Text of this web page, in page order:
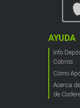
AYUDA
Info
Cobros
Cómo
Acerca
de